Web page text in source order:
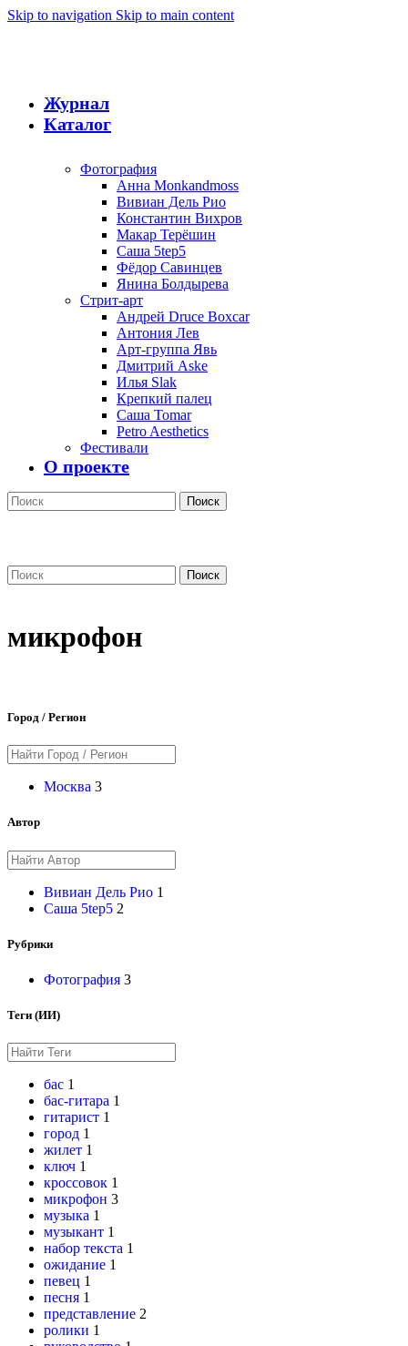
Skip to navigation Skip to main content
Журнал
Каталог
Фотография
Анна Monkandmoss
Вивиан Дель Рио
Константин Вихров
Макар Терёшин
Саша 5tep5
Фёдор Савинцев
Янина Болдырева
Стрит-арт
Андрей Druce Boxcar
Антония Лев
Арт-группа Явь
Дмитрий Aske
Илья Slak
Крепкий палец
Саша Tomar
Petro Aesthetics
Фестивали
О проекте
Поиск
Поиск
микрофон
Город / Регион
Москва 3
Автор
Вивиан Дель Рио 1
Саша 5tep5 2
Рубрики
Фотография 3
Теги (ИИ)
бас 1
бас-гитара 1
гитарист 1
город 1
жилет 1
ключ 1
кроссовок 1
микрофон 3
музыка 1
музыкант 1
набор текста 1
ожидание 1
певец 1
песня 1
представление 2
ролики 1